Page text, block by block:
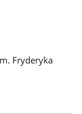
Fryderyka